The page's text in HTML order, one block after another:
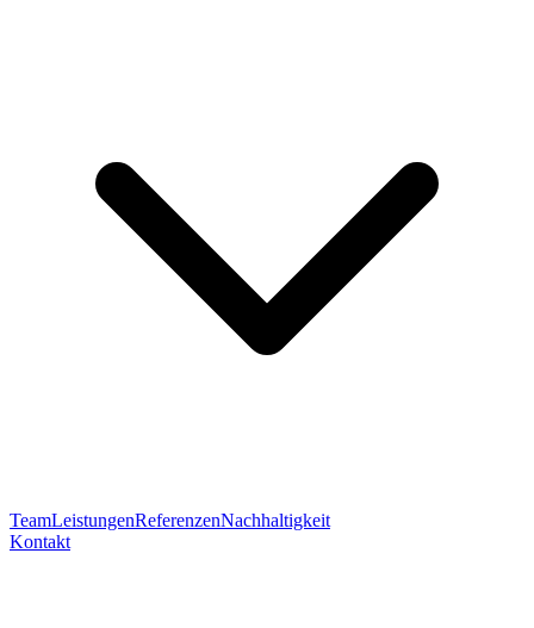
TeamLeistungenReferenzenNachhaltigkeit
Kontakt